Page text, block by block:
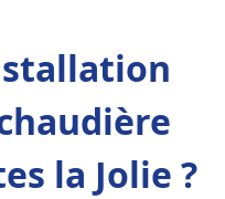
la Jolie ?